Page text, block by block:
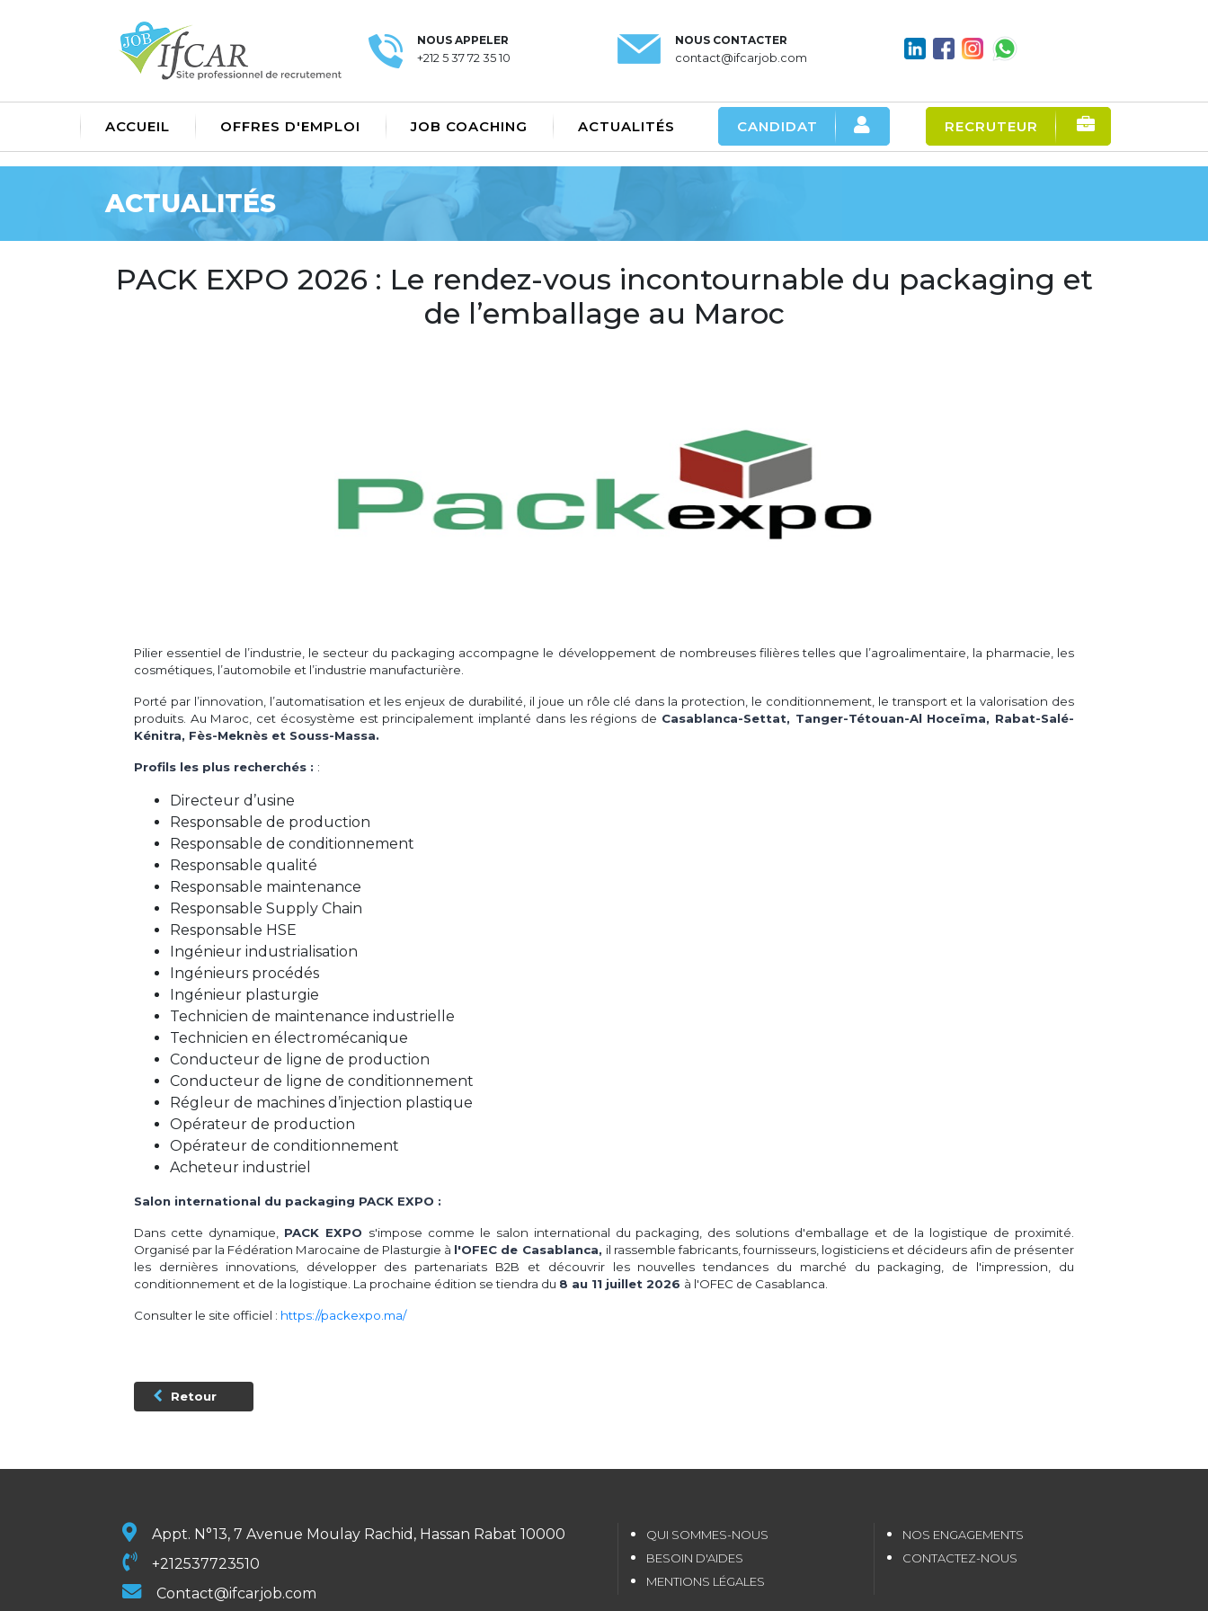
NOUS APPELER
+212 5 37 72 35 10
NOUS CONTACTER
contact@ifcarjob.com
ACCUEIL OFFRES D'EMPLOI JOB COACHING ACTUALITÉS CANDIDAT RECRUTEUR
ACTUALITÉS
PACK EXPO 2026 : Le rendez-vous incontournable du packaging et
de l’emballage au Maroc
Pilier essentiel de l’industrie, le secteur du packaging accompagne le développement de nombreuses filières telles que l’agroalimentaire, la pharmacie, les
cosmétiques, l’automobile et l’industrie manufacturière.
Porté par l’innovation, l’automatisation et les enjeux de durabilité, il joue un rôle clé dans la protection, le conditionnement, le transport et la valorisation des
produits. Au Maroc, cet écosystème est principalement implanté dans les régions de Casablanca-Settat, Tanger-Tétouan-Al Hoceïma, Rabat-Salé-
Kénitra, Fès-Meknès et Souss-Massa.
Profils les plus recherchés : :
Directeur d’usine
Responsable de production
Responsable de conditionnement
Responsable qualité
Responsable maintenance
Responsable Supply Chain
Responsable HSE
Ingénieur industrialisation
Ingénieurs procédés
Ingénieur plasturgie
Technicien de maintenance industrielle
Technicien en électromécanique
Conducteur de ligne de production
Conducteur de ligne de conditionnement
Régleur de machines d’injection plastique
Opérateur de production
Opérateur de conditionnement
Acheteur industriel
Salon international du packaging PACK EXPO :
Dans cette dynamique, PACK EXPO s'impose comme le salon international du packaging, des solutions d'emballage et de la logistique de proximité.
Organisé par la Fédération Marocaine de Plasturgie à l'OFEC de Casablanca, il rassemble fabricants, fournisseurs, logisticiens et décideurs afin de présenter
les dernières innovations, développer des partenariats B2B et découvrir les nouvelles tendances du marché du packaging, de l'impression, du
conditionnement et de la logistique. La prochaine édition se tiendra du 8 au 11 juillet 2026 à l'OFEC de Casablanca.
Consulter le site officiel : https://packexpo.ma/
Retour
Appt. N°13, 7 Avenue Moulay Rachid, Hassan Rabat 10000
+212537723510
Contact@ifcarjob.com
QUI SOMMES-NOUS
BESOIN D'AIDES
MENTIONS LÉGALES
NOS ENGAGEMENTS
CONTACTEZ-NOUS